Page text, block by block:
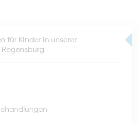
für Kinder in unserer